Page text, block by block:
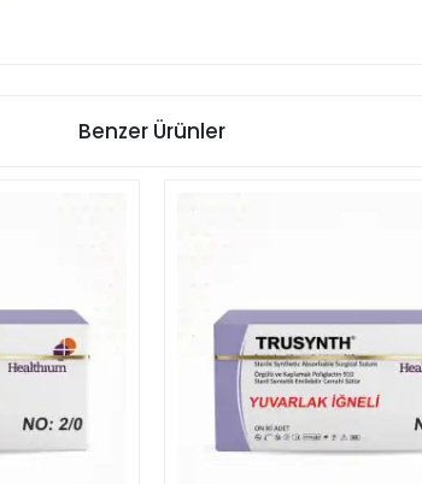
Benzer Ürünler